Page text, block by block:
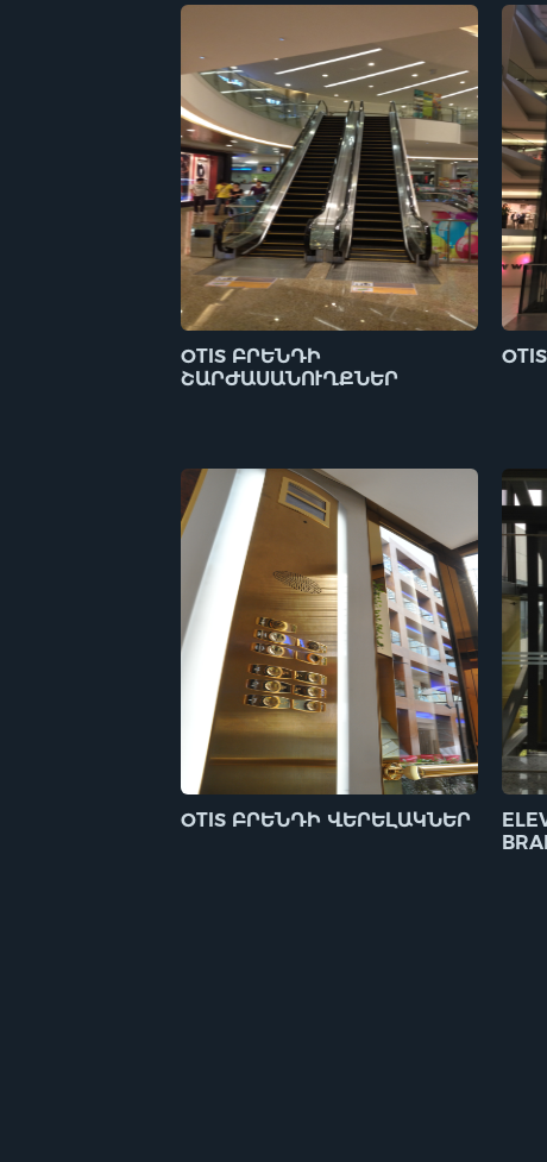
OTIS ԲՐԵՆԴԻ
ՇԱՐԺԱՍԱՆՈՒՂՔՆԵՐ
OTIS ԲՐԵՆԴԻ ՎԵՐԵԼԱԿՆԵՐ